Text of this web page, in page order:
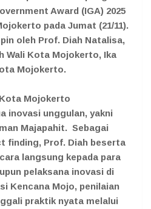
Award (IGA) 2025
pada Jumat (21/11).
oleh Prof. Diah Natalisa,
Wali Kota Mojokerto, Ika
Mojokerto.
Mojokerto
inovasi unggulan, yakni
Majapahit. Sebagai
finding, Prof. Diah beserta
langsung kepada para
pelaksana inovasi di
Kencana Mojo, penilaian
praktik nyata melalui